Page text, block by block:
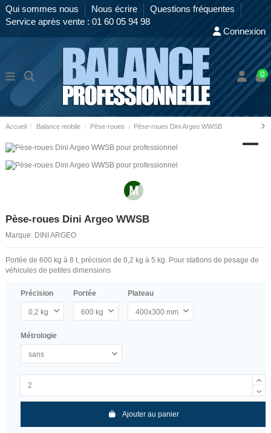
Qui sommes nous Nous écrire
Questions fréquentes
Service après vente : 01 60 05 94 98
Connexion
0
Accueil Balance mobile Pèse-roues Pèse-roues Dini Argeo WWSB
Pèse-roues Dini Argeo WWSB
Marque: DINI ARGEO
Portée de 600 kg à 8 t, précision de 0,2 kg à 5 kg. Pour stations de pesage de
véhicules de petites dimensions
Précision Portée Plateau
Métrologie
Ajouter au panier